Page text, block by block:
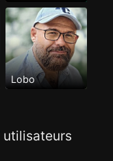
Lobo
utilisateurs